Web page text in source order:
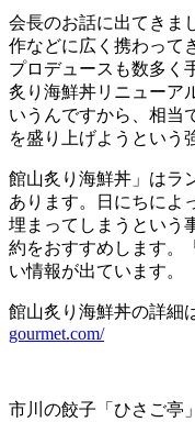
会長のお話に出てきま
作などに広く携わって
プロデュースも数多く
炙り海鮮丼リニューア
いうんですから、相当
を盛り上げようという
館山炙り海鮮丼」はラ
あります。日にちによ
埋まってしまうという
約をおすすめします。
い情報が出ています。
館山炙り海鮮丼の詳細
gourmet.com/
市川の餃子「ひさご亭」